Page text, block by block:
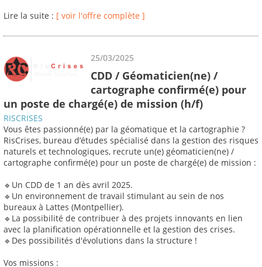
Lire la suite : [ voir l'offre complète ]
25/03/2025
CDD / Géomaticien(ne) /
cartographe confirmé(e) pour
un poste de chargé(e) de mission (h/f)
RISCRISES
Vous êtes passionné(e) par la géomatique et la cartographie ?
RisCrises, bureau d’études spécialisé dans la gestion des risques
naturels et technologiques, recrute un(e) géomaticien(ne) /
cartographe confirmé(e) pour un poste de chargé(e) de mission :
🔹Un CDD de 1 an dès avril 2025.
🔹Un environnement de travail stimulant au sein de nos
bureaux à Lattes (Montpellier).
🔹La possibilité de contribuer à des projets innovants en lien
avec la planification opérationnelle et la gestion des crises.
🔹Des possibilités d'évolutions dans la structure !
Vos missions :